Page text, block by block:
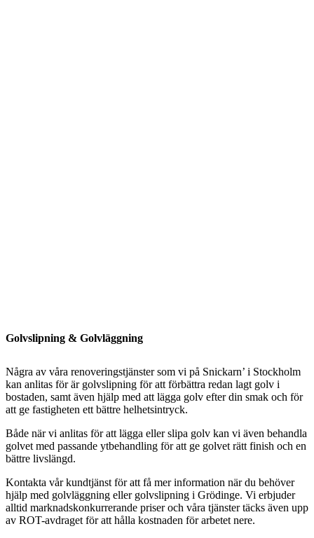
Golvslipning & Golvläggning
Några av våra renoveringstjänster som vi på Snickarn’ i Stockholm
kan anlitas för är golvslipning för att förbättra redan lagt golv i
bostaden, samt även hjälp med att lägga golv efter din smak och för
att ge fastigheten ett bättre helhetsintryck.
Både när vi anlitas för att lägga eller slipa golv kan vi även behandla
golvet med passande ytbehandling för att ge golvet rätt finish och en
bättre livslängd.
Kontakta vår kundtjänst för att få mer information när du behöver
hjälp med golvläggning eller golvslipning i Grödinge. Vi erbjuder
alltid marknadskonkurrerande priser och våra tjänster täcks även upp
av ROT-avdraget för att hålla kostnaden för arbetet nere.